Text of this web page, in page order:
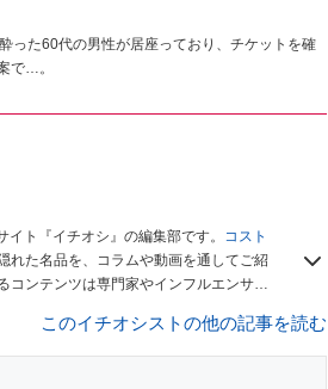
った60代の男性が居座っており、チケットを確
で…。
ト『イチオシ』の編集部です。
コスト
れた名品を、コラムや動画を通してご紹
コンテンツは専門家やインフルエンサー
このイチオシストの他の記事を読む